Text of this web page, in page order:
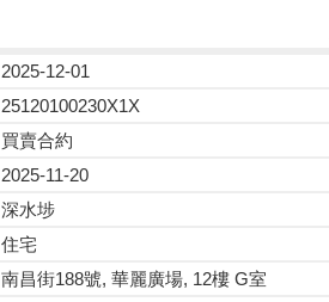
2025-12-01
25120100230X1X
買賣合約
2025-11-20
深水埗
住宅
南昌街188號, 華麗廣場, 12樓 G室